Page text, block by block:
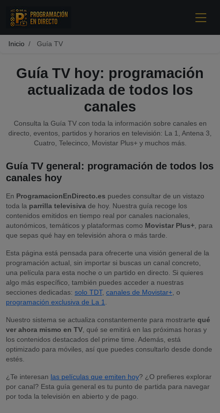
Inicio Guía TV
Guía TV hoy: programación
actualizada de todos los
canales
Consulta la Guía TVcon toda la información sobre canales en
directo, eventos, partidos y horarios en televisión: La 1, Antena 3,
Cuatro, Telecinco, Movistar Plus+ y muchos más.
Guía TV general: programación de todos los
canales hoy
En ProgramacionEnDirecto.es puedes consultar de un vistazo
toda la parrilla televisiva de hoy. Nuestra guía recoge los
contenidos emitidos en tiempo real por canales nacionales,
autonómicos, temáticos y plataformas como Movistar Plus+, para
que sepas qué hay en televisión ahora o más tarde.
Esta página está pensada para ofrecerte una visión general de la
programación actual, sin importar si buscas un canal concreto,
una película para esta noche o un partido en directo. Si quieres
algo más específico, también puedes acceder a nuestras
secciones dedicadas: solo TDT, canales de Movistar+, o
programación exclusiva de La 1.
Nuestro sistema se actualiza constantemente para mostrarte qué
ver ahora mismo en TV, qué se emitirá en las próximas horas y
los contenidos destacados del prime time. Además, está
optimizado para móviles, así que puedes consultarlo desde donde
estés.
¿Te interesan las películas que emiten hoy? ¿O prefieres explorar
por canal? Esta guía general es tu punto de partida para navegar
por toda la televisión en abierto y de pago.